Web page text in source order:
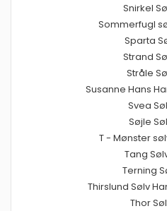
Snirkel
Sommerfugl
Sparta
Strand
Stråle
Susanne Hans
Svea
Søjle
T - Mønster
Tang
Terning
Thirslund Sølv
Thor